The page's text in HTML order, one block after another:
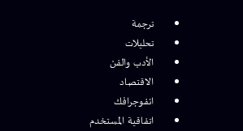
ترجمة
تحليلات
الأدب والفن
الاقتصاد
انفوجرافك
اتفاقية المستخدم